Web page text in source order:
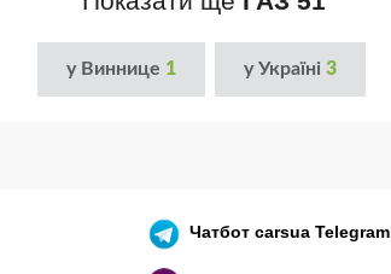
у Виннице 1 у Україні 3
Чатботcarsua Telegram